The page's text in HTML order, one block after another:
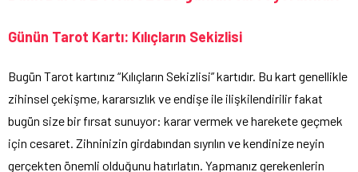
Günün Tarot Kartı: Kılıçların Sekizlisi
Bugün Tarot kartınız “Kılıçların Sekizlisi” kartıdır. Bu kart genellikle
zihinsel çekişme, kararsızlık ve endişe ile ilişkilendirilir fakat
bugün size bir fırsat sunuyor: karar vermek ve harekete geçmek
için cesaret. Zihninizin girdabından sıyrılın ve kendinize neyin
gerçekten önemli olduğunu hatırlatın. Yapmanız gerekenlerin